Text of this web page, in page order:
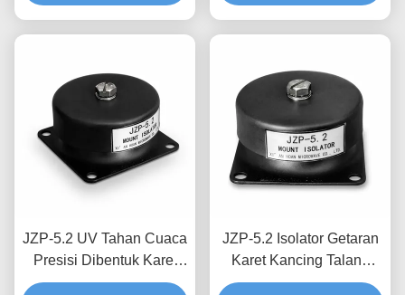
Industri
Peralatan Presisi
JZP-5.2 UV Tahan Cuaca
Presisi Dibentuk Karet
Getaran Isolator Mount
JZP-5.2 Isolator Getaran
Karet Kancing Talang
Tahan Korosi Dudukan